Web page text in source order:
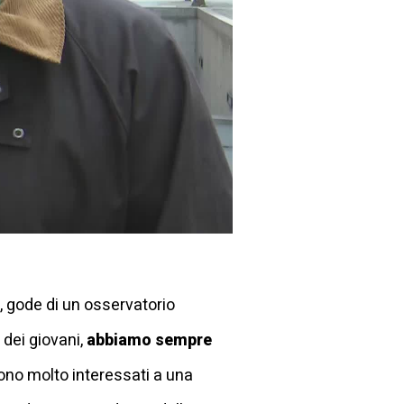
di un osservatorio
giovani,abbiamo sempre
molto interessati a una